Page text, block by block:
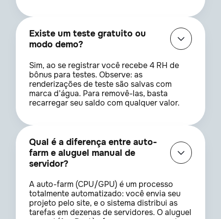
Existe um teste gratuito ou
modo demo?
Sim, ao se registrar você recebe 4 RH de
bônus para testes. Observe: as
renderizações de teste são salvas com
marca d’água. Para removê-las, basta
recarregar seu saldo com qualquer valor.
Qual é a diferença entre auto-
farm e aluguel manual de
servidor?
A auto-farm (CPU/GPU) é um processo
totalmente automatizado: você envia seu
projeto pelo site, e o sistema distribui as
tarefas em dezenas de servidores. O aluguel